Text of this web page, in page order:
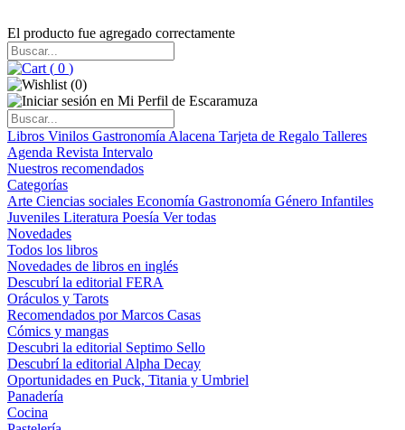
El producto fue agregado correctamente
( 0 )
(0)
Libros Vinilos Gastronomía Alacena Tarjeta de Regalo Talleres
Agenda Revista Intervalo
Nuestros recomendados
Categorías
Arte Ciencias sociales Economía Gastronomía Género Infantiles
Juveniles Literatura Poesía Ver todas
Novedades
Todos los libros
Novedades de libros en inglés
Descubrí la editorial FERA
Oráculos y Tarots
Recomendados por Marcos Casas
Cómics y mangas
Descubri la editorial Septimo Sello
Descubrí la editorial Alpha Decay
Oportunidades en Puck, Titania y Umbriel
Panadería
Cocina